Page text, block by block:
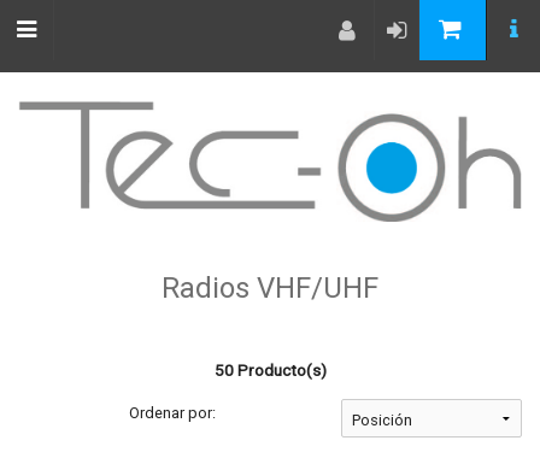
Radios VHF/UHF
50 Producto(s)
Ordenar por: